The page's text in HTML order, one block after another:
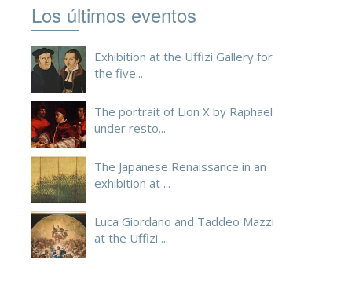
Los últimos eventos
Exhibition at the Uffizi Gallery for
the five...
The portrait of Lion X by Raphael
under resto...
The Japanese Renaissance in an
exhibition at ...
Luca Giordano and Taddeo Mazzi
at the Uffizi ...